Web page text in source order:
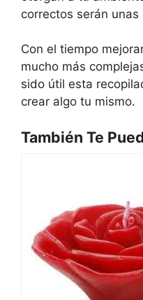
correctos serán unas
Con el tiempo
mucho más
sido útil esta
crear algo tu mismo.
También Te